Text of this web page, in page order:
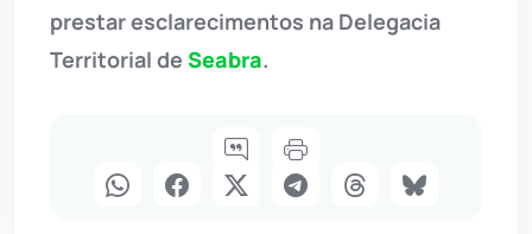
prestar esclarecimentos na Delegacia
Territorial de Seabra.